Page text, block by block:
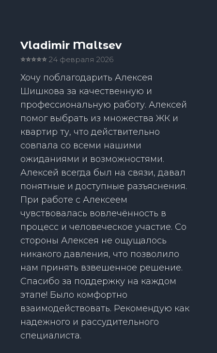
Vladimir Maltsev
⭐️⭐️⭐️⭐️⭐️ 24 февраля 2026
Хочу поблагодарить Алексея
Шишкова за качественную и
профессиональную работу. Алексей
помог выбрать из множества ЖК и
квартир ту, что действительно
совпала со всеми нашими
ожиданиями и возможностями.
Алексей всегда был на связи, давал
понятные и доступные разъяснения.
При работе с Алексеем
чувствовалась вовлечённость в
процесс и человеческое участие. Со
стороны Алексея не ощущалось
никакого давления, что позволило
нам принять взвешенное решение.
Спасибо за поддержку на каждом
этапе! Было комфортно
взаимодействовать. Рекомендую как
надежного и рассудительного
специалиста.